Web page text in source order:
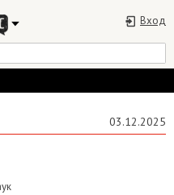
Вход
03.12.2025